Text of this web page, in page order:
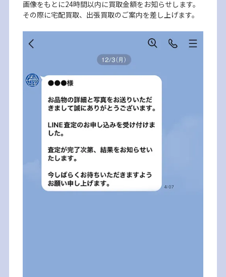
画像をもとに24時間以内に買取金額をお知らせします。
その際に宅配買取、出張買取のご案内を差し上げます。